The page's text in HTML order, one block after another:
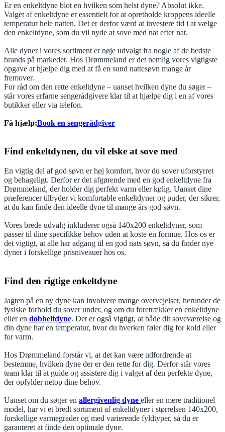
Er en enkeltdyne blot en hvilken som helst dyne? Absolut ikke.
Valget af enkeltdyne er essentielt for at opretholde kroppens ideelle
temperatur hele natten. Det er derfor værd at investere tid i at vælge
den enkeltdyne, som du vil nyde at sove med nat efter nat.
Alle dyner i vores sortiment er nøje udvalgt fra nogle af de bedste
brands på markedet. Hos Drømmeland er det nemlig vores vigtigste
opgave at hjælpe dig med at få en sund nattesøvn mange år
fremover.
For råd om den rette enkeltdyne – uanset hvilken dyne du søger –
står vores erfarne sengerådgivere klar til at hjælpe dig i en af vores
butikker eller via telefon.
Få hjælp:Book en sengerådgiver
Find enkeltdynen, du vil elske at sove med
En vigtig del af god søvn er høj komfort, hvor du sover uforstyrret
og behageligt. Derfor er det afgørende med en god enkeltdyne fra
Drømmeland, der holder dig perfekt varm eller kølig. Uanset dine
præferencer tilbyder vi komfortable enkeltdyner og puder, der sikrer,
at du kan finde den ideelle dyne til mange års god søvn.
Vores brede udvalg inkluderer også 140x200 enkeltdyner, som
passer til dine specifikke behov uden at koste en formue. Hos os er
det vigtigt, at alle har adgang til en god nats søvn, så du finder nye
dyner i forskellige prisniveauer hos os.
Find den rigtige enkeltdyne
Jagten på en ny dyne kan involvere mange overvejelser, herunder de
fysiske forhold du sover under, og om du foretrækker en enkeltdyne
eller en dobbeltdyne. Det er også vigtigt, at både dit soveværelse og
din dyne har en temperatur, hvor du hverken føler dig for kold eller
for varm.
Hos Drømmeland forstår vi, at det kan være udfordrende at
bestemme, hvilken dyne der er den rette for dig. Derfor står vores
team klar til at guide og assistere dig i valget af den perfekte dyne,
der opfylder netop dine behov.
Uanset om du søger en allergivenlig dyne eller en mere traditionel
model, har vi et bredt sortiment af enkeltdyner i størrelsen 140x200,
forskellige varmegrader og med varierende fyldtyper, så du er
garanteret at finde den optimale dyne.